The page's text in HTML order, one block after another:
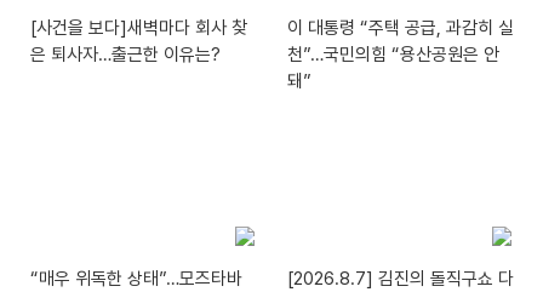
[사건을 보다]새벽마다 회사 찾
은 퇴사자…출근한 이유는?
이 대통령 “주택 공급, 과감히 실
천”…국민의힘 “용산공원은 안
돼”
“매우 위독한 상태”…모즈타바
[2026.8.7] 김진의 돌직구쇼 다